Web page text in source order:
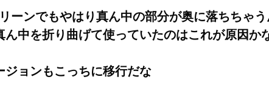
お届け可能です。アマゾン配送商品は、通常配...
ーンでもやはり真ん中の部分が奥に落ちちゃう
中を折り曲げて使っていたのはこれが原因か
ョンもこっちに移行だな